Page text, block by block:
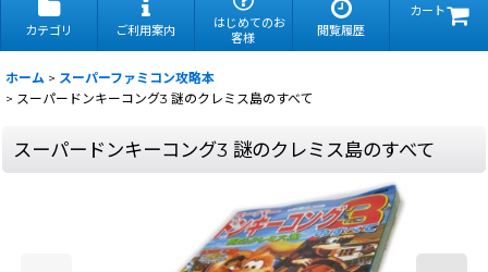
カテゴリ ご利用案内
はじめてのお
客様
閲覧履歴
カート
ホーム > スーパーファミコン攻略本
> スーパードンキーコング3 謎のクレミス島のすべて
スーパードンキーコング3 謎のクレミス島のすべて